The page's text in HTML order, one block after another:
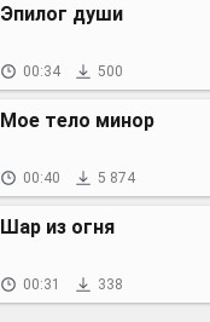
Эпилог души
00:34 500
Мое тело минор
00:40 5 874
Шар из огня
00:31 338